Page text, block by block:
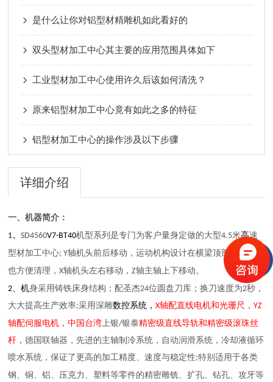
是什么让你对铝型材精雕机如此看好的
双头型材加工中心其主要的应用范围具体如下
工业型材加工中心使用许久后该如何清洗？
原来铝型材加工中心竟有如此之多的特征
铝型材加工中心的操作涉及以下步骤
详细介绍
一、机器简介：
1、SD4560V7-BT40机型系列是专门为客户量身定做的大型4.5米高速
型材加工中心; Y轴机头前后移动 ，运动机构设计在横梁顶部轻巧便捷
也方便清理 ，X轴机头左右移动 ，Z轴主轴上下移动。
2、机身采用铸铁床身结构 ；配圣杰24位圆盘刀库；换刀速度为2秒，
大大提高生产效率;采用深雕数控系统 ，X轴配直线电机和光珊尺，YZ
轴配伺服电机 ，中国台湾上银/银泰精密级直线导轨和精密级滚珠丝
杆，德国联轴器，先进的主轴制冷系统，自动润滑系统，冷却液循环
喷水系统，保证了更高的加工精度、速度与稳定性;特别适用于各类
钢、铜、铝、压克力、塑料等零件的精密雕铣、扩孔、钻孔、攻牙等